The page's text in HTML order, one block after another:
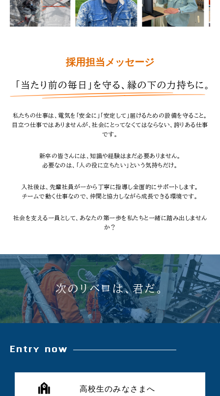
採用担当メッセージ
私たちの仕事は、電気を「安全に」「安定して」届けるための設備を守ること。
目立つ仕事ではありませんが、社会にとってなくてはならない、誇りある仕事
です。
新卒の皆さんには、知識や経験はまだ必要ありません。
必要なのは、「人の役に立ちたい」という気持ちだけ。
入社後は、先輩社員が一から丁寧に指導し全面的にサポートします。
チームで動く仕事なので、仲間と協力しながら成長できる環境です。
社会を支える一員として、あなたの第一歩を私たちと一緒に踏み出しません
か？
次のリベロは、君だ。
Entry now
高校生のみなさまへ